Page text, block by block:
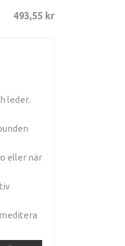
493,55 kr
leder.
eller när